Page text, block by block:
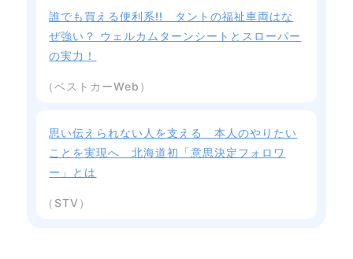
誰でも買える便利系!! タントの福祉車両はな
ぜ強い？ ウェルカムターンシートとスローパー
の実力！
（ベストカーWeb）
思い伝えられない人を支える 本人のやりたい
ことを実現へ 北海道初「意思決定フォロワ
ー」とは
（STV）